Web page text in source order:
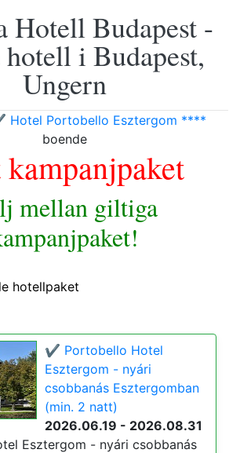
Budapest -
i Budapest,
Ungern
Hotel Portobello Esztergom ****
boende
mellan giltiga
hotellpaket
✔️ Portobello Hotel
Esztergom - nyári
csobbanás Esztergomban
(min. 2 natt)
2026.06.19 - 2026.08.31
Esztergom - nyári csobbanás